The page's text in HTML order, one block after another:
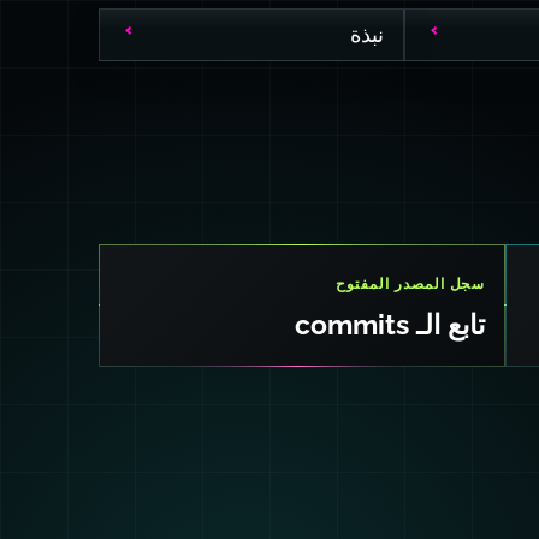
نبذة
سجل المصدر المفتوح
تابع الـ commits